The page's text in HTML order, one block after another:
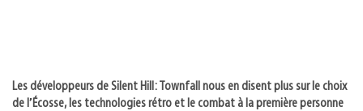
Les développeurs de Silent Hill: Townfall nous en disent plus sur le choix
de l’Écosse, les technologies rétro et le combat à la première personne